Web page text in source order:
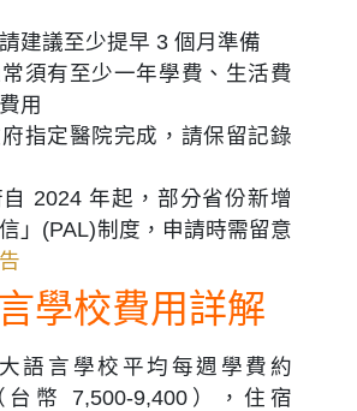
建議至少提早 3 個月準備
須有至少一年學費、生活費
用
指定醫院完成，請保留記錄
2024 年起，部分省份新增
信」(PAL)制度，申請時需留意
學校費用詳解
語言學校平均每週學費約
台幣 7,500-9,400），住宿